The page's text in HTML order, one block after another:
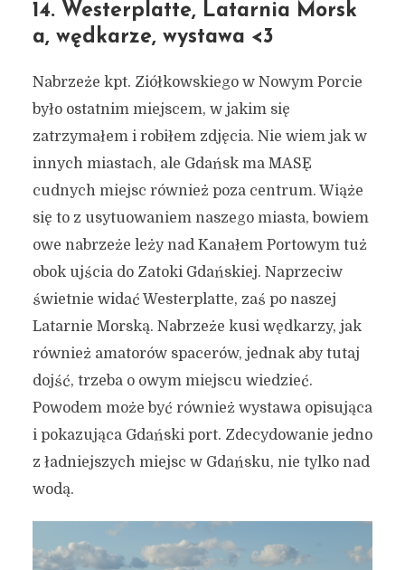
14. Westerplatte, Latarnia Morsk
a, wędkarze, wystawa <3
Nabrzeże kpt. Ziółkowskiego w Nowym Porcie
było ostatnim miejscem, w jakim się
zatrzymałem i robiłem zdjęcia. Nie wiem jak w
innych miastach, ale Gdańsk ma MASĘ
cudnych miejsc również poza centrum. Wiąże
się to z usytuowaniem naszego miasta, bowiem
owe nabrzeże leży nad Kanałem Portowym tuż
obok ujścia do Zatoki Gdańskiej. Naprzeciw
świetnie widać Westerplatte, zaś po naszej
Latarnie Morską. Nabrzeże kusi wędkarzy, jak
również amatorów spacerów, jednak aby tutaj
dojść, trzeba o owym miejscu wiedzieć.
Powodem może być również wystawa opisująca
i pokazująca Gdański port. Zdecydowanie jedno
z ładniejszych miejsc w Gdańsku, nie tylko nad
wodą.